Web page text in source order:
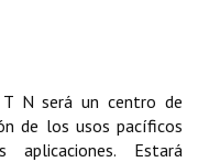
N será un centro de
de los usos pacíficos
Estará